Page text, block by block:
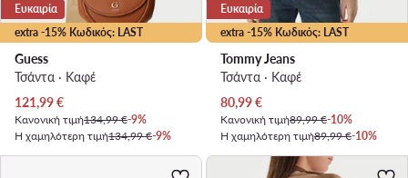
extra -15% Κωδικός: LAST
Ευκαιρία
Guess
Τσάντα · Καφέ
Τρέχουσα τιμή
121,99€
Κανονική τιμή134,99 €-9%
Η χαμηλότερη τιμή134,99 €-9%
extra -15% Κωδικός: LAST
Ευκαιρία
Tommy Jeans
Τσάντα · Καφέ
Τρέχουσα τιμή
80,99€
Κανονική τιμή89,99 €-10%
Η χαμηλότερη τιμή89,99 €-10%